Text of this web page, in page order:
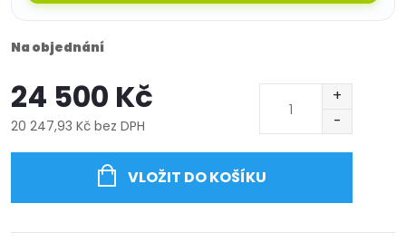
Na objednání
24 500 Kč
20 247,93 Kč bez DPH
VLOŽIT DO KOŠÍKU